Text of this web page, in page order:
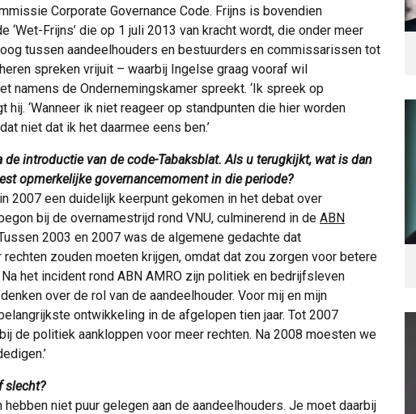
Corporate Governance Code. Frijns is bovendien
‘Wet-Frijns’ die op 1 juli 2013 van kracht wordt, die onder meer
tussen aandeelhouders en bestuurders en commissarissen tot
spreken vrijuit – waarbij Ingelse graag vooraf wil
namens de Ondernemingskamer spreekt. ‘Ik spreek op
hij. ‘Wanneer ik niet reageer op standpunten die hier worden
niet dat ik het daarmee eens ben.’
de introductie van de code-Tabaksblat. Als u terugkijkt, wat is dan
opmerkelijke governancemoment in die periode?
2007 een duidelijk keerpunt gekomen in het debat over
bij de overnamestrijd rond VNU, culminerend in de ABN
2003 en 2007 was de algemene gedachte dat
rechten zouden moeten krijgen, omdat dat zou zorgen voor betere
Na het incident rond ABN AMRO zijn politiek en bedrijfsleven
over de rol van de aandeelhouder. Voor mij en mijn
ontwikkeling in de afgelopen tien jaar. Tot 2007
de politiek aankloppen voor meer rechten. Na 2008 moesten we
slecht?
hebben niet puur gelegen aan de aandeelhouders. Je moet daarbij